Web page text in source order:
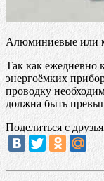
Алюминиевые или
Так как ежедневно
энергоёмких
проводку
должна быть
Поделиться с